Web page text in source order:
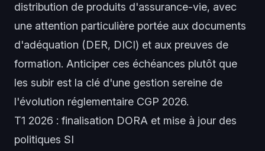
distribution de produits d'assurance-vie, avec
une attention particulière portée aux documents
d'adéquation (DER, DICI) et aux preuves de
formation. Anticiper ces échéances plutôt que
les subir est la clé d'une gestion sereine de
l'évolution réglementaire CGP 2026.
T1 2026 : finalisation DORA et mise à jour des
politiques SI